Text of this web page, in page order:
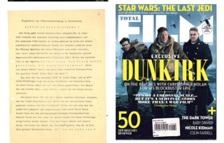
TOTAL FILM #260 –
SUMMER 2017
Flugblätter der Weissen
Rose – V, Januar 1943